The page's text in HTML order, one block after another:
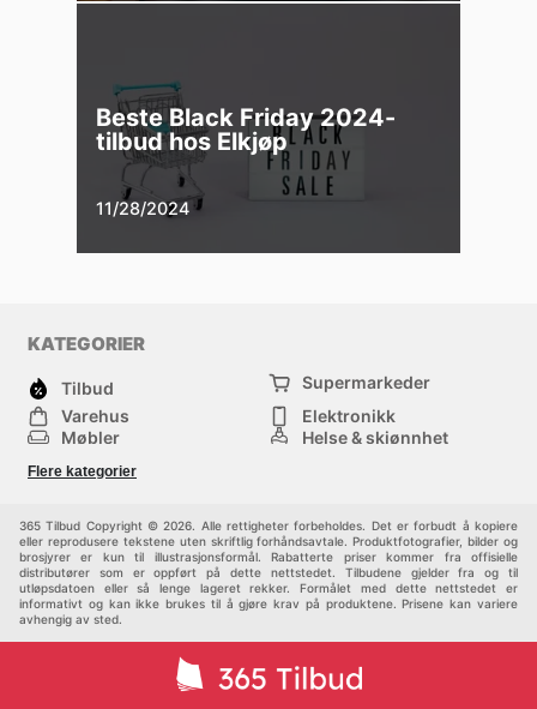
Beste Black Friday 2024-
tilbud hos Elkjøp
11/28/2024
KATEGORIER
Tilbud
Supermarkeder
Varehus
Elektronikk
Møbler
Helse & skjønnhet
Sport
Flere kategorier
365 Tilbud Copyright © 2026. Alle rettigheter forbeholdes. Det er forbudt å kopiere
eller reprodusere tekstene uten skriftlig forhåndsavtale. Produktfotografier, bilder og
brosjyrer er kun til illustrasjonsformål. Rabatterte priser kommer fra offisielle
distributører som er oppført på dette nettstedet. Tilbudene gjelder fra og til
utløpsdatoen eller så lenge lageret rekker. Formålet med dette nettstedet er
informativt og kan ikke brukes til å gjøre krav på produktene. Prisene kan variere
avhengig av sted.